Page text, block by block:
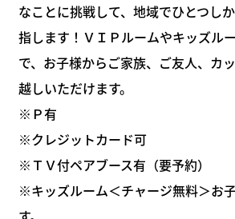
なことに挑戦して、地域でひとつし
指します！ＶＩＰルームやキッズル
で、お子様からご家族、ご友人、カ
越しいただけます。
※Ｐ有
※クレジットカード可
※ＴＶ付ペアブース有（要予約）
※キッズルーム＜チャージ無料＞お